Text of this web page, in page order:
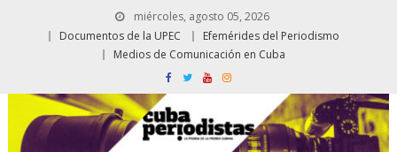
miércoles, agosto 05, 2026
Documentos de la UPEC
Efemérides del Periodismo
Medios de Comunicación en Cuba